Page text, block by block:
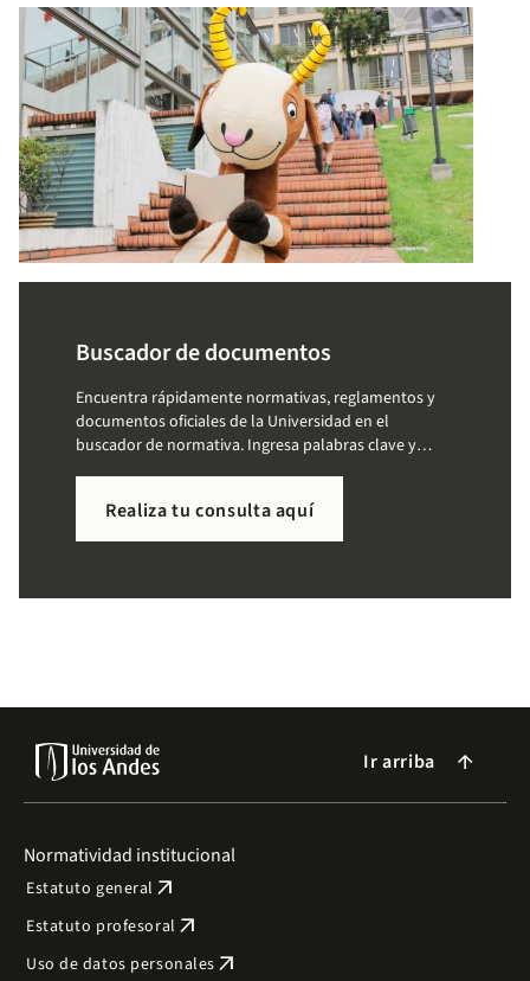
Buscador de documentos
Encuentra rápidamente normativas, reglamentos y
documentos oficiales de la Universidad en el
buscador de normativa. Ingresa palabras clave y
Realiza tu consulta aquí
Ir arriba arrow_forward
Normatividad institucional
Estatuto general arrow_outward
Estatuto profesoral arrow_outward
Uso de datos personales arrow_outward